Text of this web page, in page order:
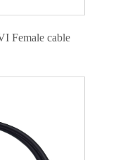
Female cable